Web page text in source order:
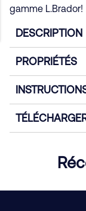
gamme L.Brador!
DESCRIPTION
PROPRIÉTÉS